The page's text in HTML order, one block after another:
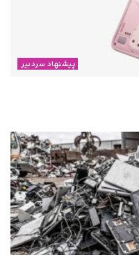
پیشنهاد سردبیر